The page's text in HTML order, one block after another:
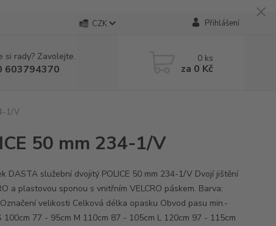
CZK Přihlášení
si rady? Zavolejte.
603794370
0 ks
za 0 Kč
1/V
50 mm 234-1/V
DASTA služební dvojitý POLICE 50 mm 234-1/V Dvojí jištění
a plastovou sponou s vnitřním VELCRO páskem. Barva:
velikosti Celková délka opasku Obvod pasu min.-
100cm 77 - 95cm M 110cm 87 - 105cm L 120cm 97 - 115cm